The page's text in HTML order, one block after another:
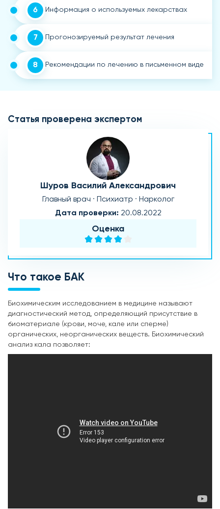
6 Информация о используемых лекарствах
7 Прогонозируемый результат лечения
8 Рекомендации по лечению в письменном виде
Статья проверена экспертом
Шуров Василий Александрович
Главный врач · Психиатр · Нарколог
Дата проверки: 20.08.2022
Оценка
Что такое БАК
Биохимическим исследованием в медицине называют
диагностический метод, определяющий присутствие в
биоматериале (крови, моче, кале или сперме)
органических, неорганических веществ. Биохимический
анализ кала позволяет: